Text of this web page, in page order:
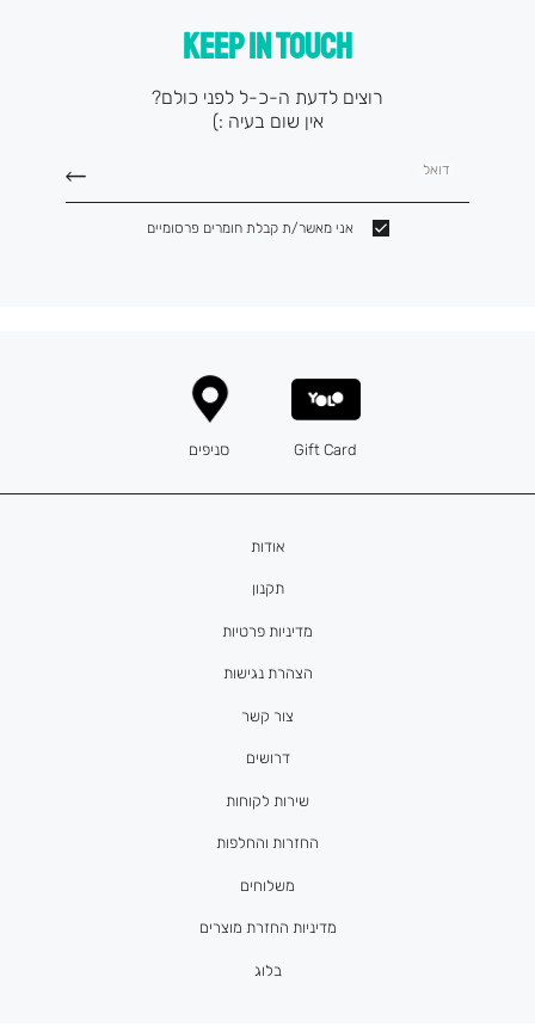
KEEP IN TOUCH
רוצים לדעת ה-כ-ל לפני כולם?
אין שום בעיה :)
דואל
אני מאשר/ת קבלת חומרים פרסומיים
אודות
תקנון
מדיניות פרטיות
הצהרת נגישות
צור קשר
דרושים
Gift Card סניפים
שירות לקוחות
החזרות והחלפות
משלוחים
מדיניות החזרת מוצרים
בלוג